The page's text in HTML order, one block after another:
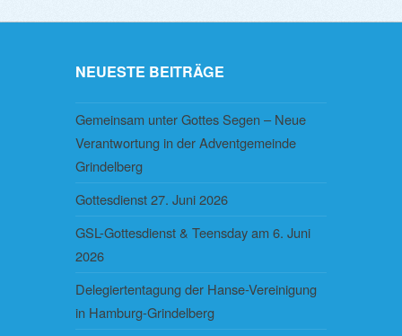
NEUESTE BEITRÄGE
Gemeinsam unter Gottes Segen – Neue
Verantwortung in der Adventgemeinde
Grindelberg
Gottesdienst 27. Juni 2026
GSL-Gottesdienst & Teensday am 6. Juni
2026
Delegiertentagung der Hanse-Vereinigung
in Hamburg-Grindelberg